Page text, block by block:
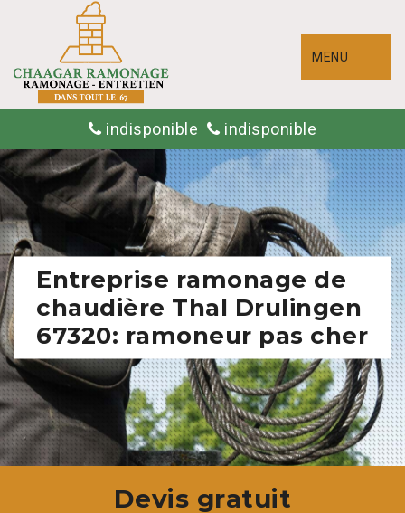
MENU
indisponible indisponible
Entreprise ramonage de
chaudière Thal Drulingen
67320: ramoneur pas cher
Devis gratuit